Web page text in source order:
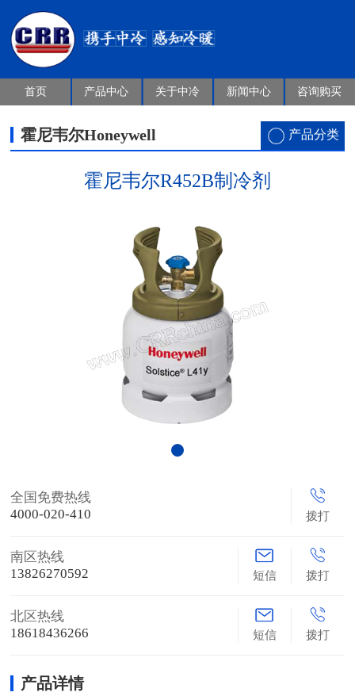
首页 产品中心 关于中冷 新闻中心 咨询购买
霍尼韦尔Honeywell 产品分类
霍尼韦尔R452B制冷剂
全国免费热线
4000-020-410
拨打
南区热线
13826270592
短信 拨打
北区热线
18618436266
短信 拨打
产品详情